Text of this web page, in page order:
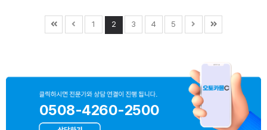
1 2 3 4 5
0508-4260-2500